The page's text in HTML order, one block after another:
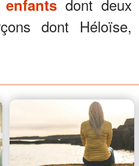
dont deux
dont Héloïse,